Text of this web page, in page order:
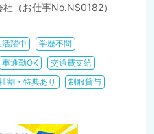
（お仕事No.NS0182）
活躍中
学歴不問
車通勤OK
交通費支給
割・特典あり
制服貸与